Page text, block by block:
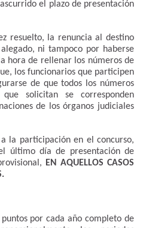
el plazo de presentación
resuelto, la renuncia al destino
ni tampoco por haberse
hora de rellenar los números de
los funcionarios que participen
de que todos los números
solicitan se corresponden
de los órganos judiciales
la participación en el concurso,
último día de presentación de
EN AQUELLOS CASOS
por cada año completo de